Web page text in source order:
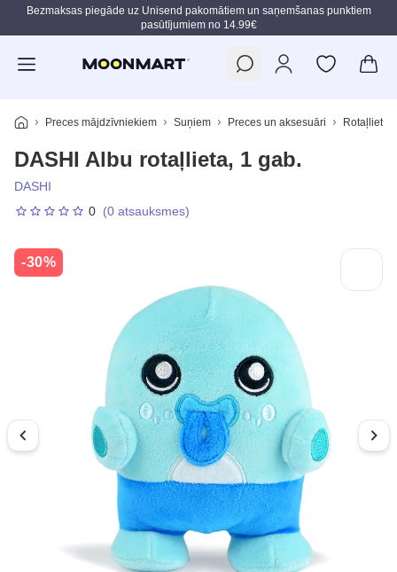
Pāriet uz galveno saturu
Bezmaksas piegāde uz Unisend pakomātiem un saņemšanas punktiem
pasūtījumiem no 14.99€
Preces mājdzīvniekiem Suņiem Preces un aksesuāri Rotaļlietas
DASHI Albu rotaļlieta, 1 gab.
DASHI
0 (0 atsauksmes)
-30%